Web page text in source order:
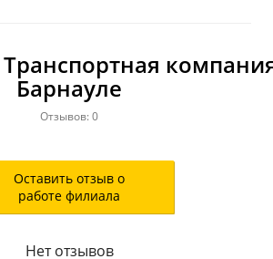
Барнауле
Отзывов: 0
Оставить отзыв о
работе филиала
Нет отзывов